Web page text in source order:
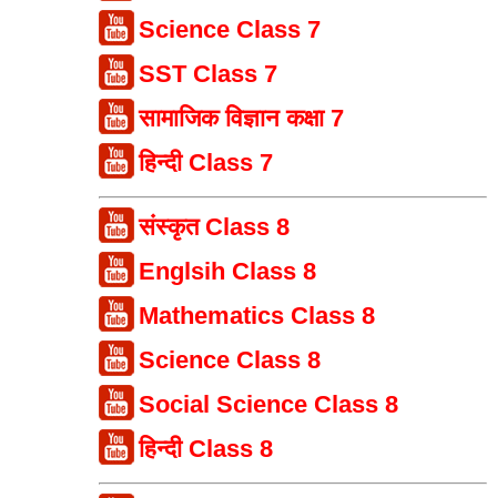
Science Class 7
SST Class 7
सामाजिक विज्ञान कक्षा 7
हिन्दी Class 7
संस्कृत Class 8
Englsih Class 8
Mathematics Class 8
Science Class 8
Social Science Class 8
हिन्दी Class 8